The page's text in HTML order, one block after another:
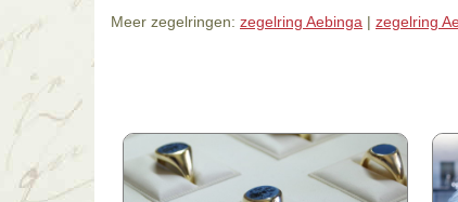
Meer zegelringen: zegelring Aebinga | zegelring